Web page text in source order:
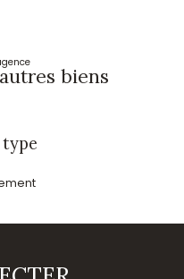
biens